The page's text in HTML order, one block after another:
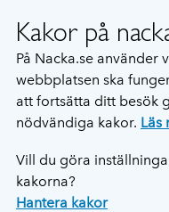
Kakor på
På Nacka.se använder
webbplatsen ska
att fortsätta ditt besök
nödvändiga kakor. Läs
Vill du göra
kakorna?
Hantera kakor